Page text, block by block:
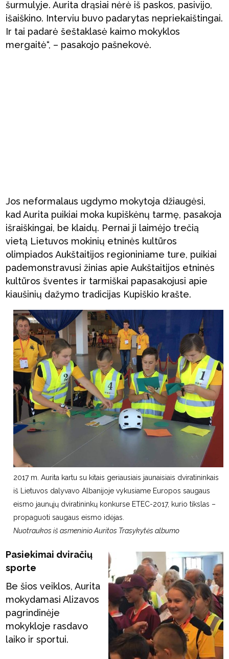
šurmulyje. Aurita drąsiai nėrė iš paskos, pasivijo,
išaiškino. Interviu buvo padarytas nepriekaištingai.
Ir tai padarė šeštaklasė kaimo mokyklos
mergaitė“, – pasakojo pašnekovė.
Jos neformalaus ugdymo mokytoja džiaugėsi,
kad Aurita puikiai moka kupiškėnų tarmę, pasakoja
išraiškingai, be klaidų. Pernai ji laimėjo trečią
vietą Lietuvos mokinių etninės kultūros
olimpiados Aukštaitijos regioniniame ture, puikiai
pademonstravusi žinias apie Aukštaitijos etninės
kultūros šventes ir tarmiškai papasakojusi apie
kiaušinių dažymo tradicijas Kupiškio krašte.
2017 m. Aurita kartu su kitais geriausiais jaunaisiais dviratininkais
iš Lietuvos dalyvavo Albanijoje vykusiame Europos saugaus
eismo jaunųjų dviratininkų konkurse ETEC-2017, kurio tikslas –
propaguoti saugaus eismo idėjas.
Nuotraukos iš asmeninio Auritos Trasykytės albumo
Pasiekimai dviračių
sporte
Be šios veiklos, Aurita
mokydamasi Alizavos
pagrindinėje
mokykloje rasdavo
laiko ir sportui.